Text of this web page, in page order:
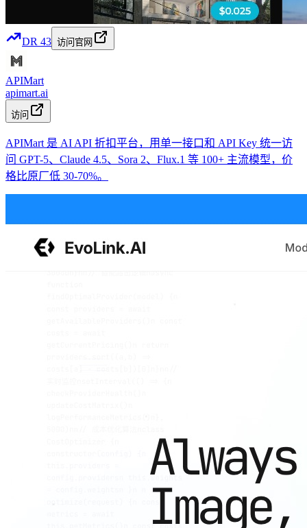
DR 43 访问官网
APIMart
apimart.ai
访问
APIMart 是 AI API 折扣平台，用单一接口和 API Key 统一访
问 GPT-5、Claude 4.5、Sora 2、Flux.1 等 100+ 主流模型，价
格比原厂低 30-70%。